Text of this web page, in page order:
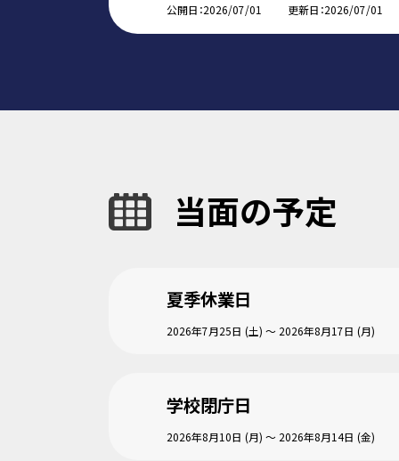
公開日 2026/07/01 更新日 2026/07/01
当面の予定
夏季休業日
2026年7月25日 (土) ～ 2026年8月17日 (月)
学校閉庁日
2026年8月10日 (月) ～ 2026年8月14日 (金)